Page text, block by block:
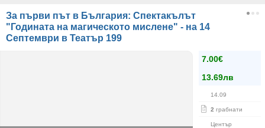
За първи път в България: Спектакълът
"Годината на магическото мислене" - на 14
Септември в Театър 199
7.00€
13.69лв
14.09
2 грабнати
Център